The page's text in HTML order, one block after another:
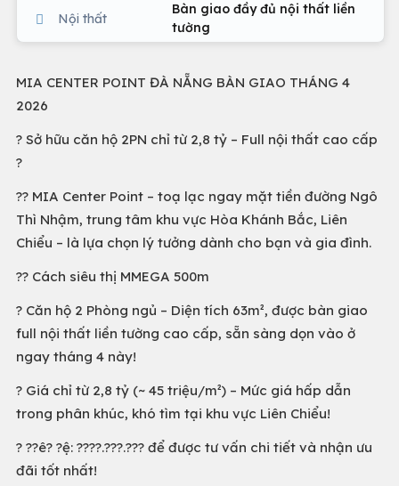
Nội thất
Bàn giao đầy đủ nội thất liền
tường
MIA CENTER POINT ĐÀ NẴNG BÀN GIAO THÁNG 4
2026
? Sở hữu căn hộ 2PN chỉ từ 2,8 tỷ – Full nội thất cao cấp
?
?? MIA Center Point – toạ lạc ngay mặt tiền đường Ngô
Thì Nhậm, trung tâm khu vực Hòa Khánh Bắc, Liên
Chiểu – là lựa chọn lý tưởng dành cho bạn và gia đình.
?? Cách siêu thị MMEGA 500m
? Căn hộ 2 Phòng ngủ – Diện tích 63m², được bàn giao
full nội thất liền tường cao cấp, sẵn sàng dọn vào ở
ngay tháng 4 này!
? Giá chỉ từ 2,8 tỷ (~ 45 triệu/m²) – Mức giá hấp dẫn
trong phân khúc, khó tìm tại khu vực Liên Chiểu!
? ??ê? ?ệ: ????.???.??? để được tư vấn chi tiết và nhận ưu
đãi tốt nhất!